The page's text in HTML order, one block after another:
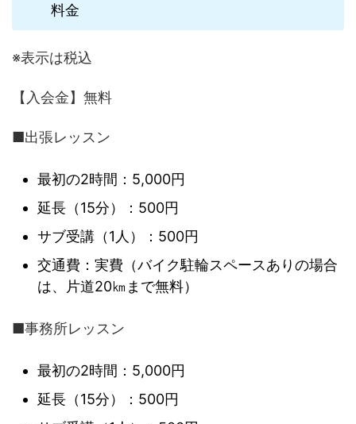
料金
※表示は税込
【入会金】無料
■出張レッスン
最初の2時間：5,000円
延長（15分）：500円
サブ受講（1人）：500円
交通費：実費（バイク駐輪スペースありの場合
は、片道20㎞まで無料）
■事務所レッスン
最初の2時間：5,000円
延長（15分）：500円